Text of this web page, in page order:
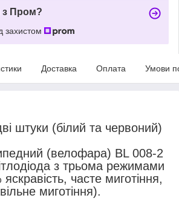
з Пром?
захистом
Доставка Оплата Умови
штуки (білий та червоний)
(велофара) BL 008-2
з трьома режимами
часте миготіння,
миготіння).